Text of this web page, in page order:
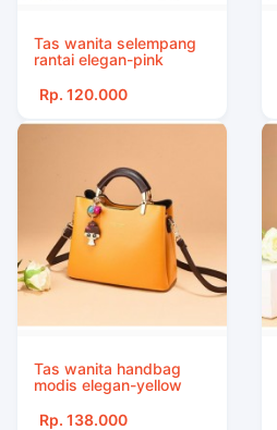
Tas wanita selempang
rantai elegan-pink
Rp. 120.000
Tas wanita handbag
modis elegan-yellow
Rp. 138.000